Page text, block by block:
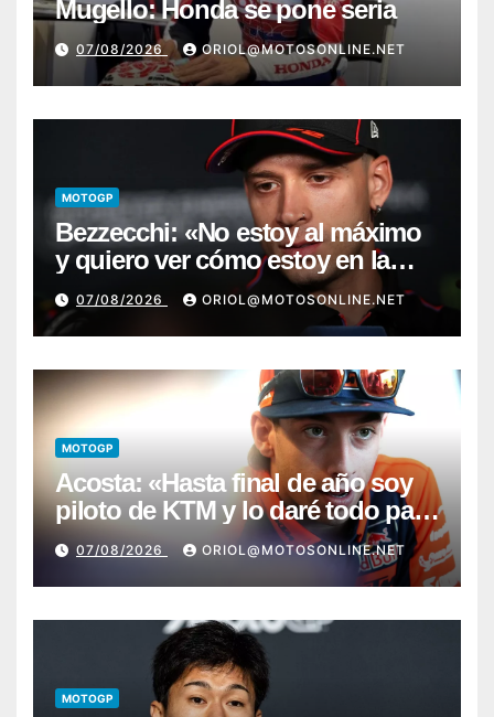
Mugello: Honda se pone seria
07/08/2026 ORIOL@MOTOSONLINE.NET
MOTOGP
Bezzecchi: «No estoy al máximo
y quiero ver cómo estoy en la
moto; desde Aragón será una
guerra»
07/08/2026 ORIOL@MOTOSONLINE.NET
MOTOGP
Acosta: «Hasta final de año soy
piloto de KTM y lo daré todo para
conseguir mi primera victoria»
07/08/2026 ORIOL@MOTOSONLINE.NET
MOTOGP